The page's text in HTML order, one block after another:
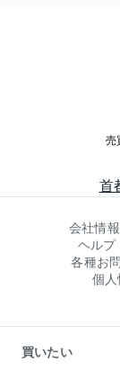
売
首
会社情報
ヘルプ
各種お
個
買いたい